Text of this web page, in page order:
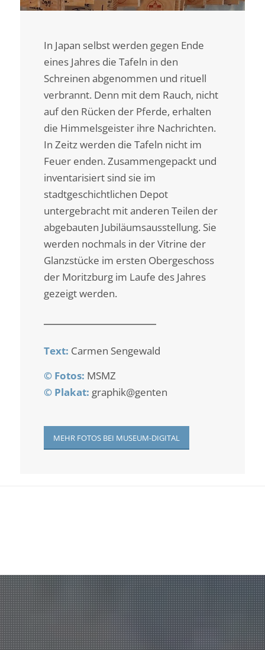
In Japan selbst werden gegen Ende
eines Jahres die Tafeln in den
Schreinen abgenommen und rituell
verbrannt. Denn mit dem Rauch, nicht
auf den Rücken der Pferde, erhalten
die Himmelsgeister ihre Nachrichten.
In Zeitz werden die Tafeln nicht im
Feuer enden. Zusammengepackt und
inventarisiert sind sie im
stadtgeschichtlichen Depot
untergebracht mit anderen Teilen der
abgebauten Jubiläumsausstellung. Sie
werden nochmals in der Vitrine der
Glanzstücke im ersten Obergeschoss
der Moritzburg im Laufe des Jahres
gezeigt werden.
Text: Carmen Sengewald
© Fotos: MSMZ
© Plakat: graphik@genten
MEHR FOTOS BEI MUSEUM-DIGITAL